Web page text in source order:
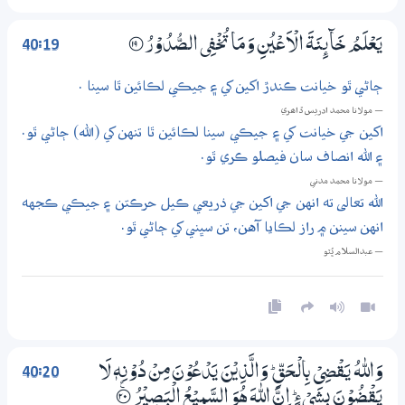
40:19 يَعْلَمُ خَاۗىِٕنَةَ الْاَعْيُنِ وَمَا تُخْفِي الصُّدُوْرُ ؀19
ڄاڻي ٿو خيانت ڪندڙ اکين کي ۽ جيڪي لڪائين ٿا سينا .
— مولانا محمد ادريس ڏاھري
اکين جي خيانت کي ۽ جيڪي سينا لڪائين ٿا تنهن کي (الله) ڄاڻي ٿو.
۽ الله انصاف سان فيصلو ڪري ٿو.
— مولانا محمد مدني
الله تعالى ته انهن جي اکين جي ذريعي ڪيل حرڪتن ۽ جيڪي ڪجهه
انهن سينن ۾ راز لڪايا آهن، تن سڀني کي ڄاڻي ٿو.
— عبدالسلام ڀُٽو
40:20
وَاللّٰهُ يَـقْضِيْ بِالْـحَقِّ ۭ وَالَّذِيْنَ يَدْعُوْنَ مِنْ دُوْنِهٖ لَا
يَـقْضُوْنَ بِشَيْءٍ ۭ اِنَّ اللّٰهَ هُوَ السَّمِيْعُ الْبَصِيْرُ
؀ۧ20